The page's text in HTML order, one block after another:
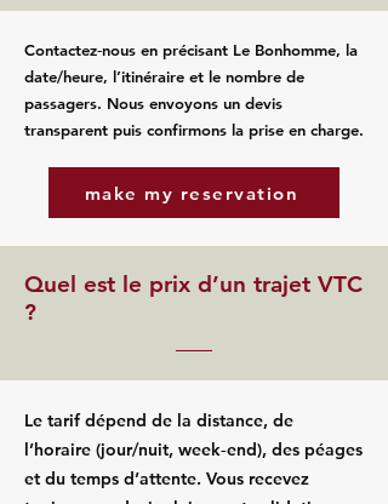
Contactez‑nous en précisant Le Bonhomme, la
date/heure, l’itinéraire et le nombre de
passagers. Nous envoyons un devis
transparent puis confirmons la prise en charge.
make my reservation
Quel est le prix d’un trajet VTC
?
Le tarif dépend de la distance, de
l’horaire (jour/nuit, week‑end), des péages
et du temps d’attente. Vous recevez